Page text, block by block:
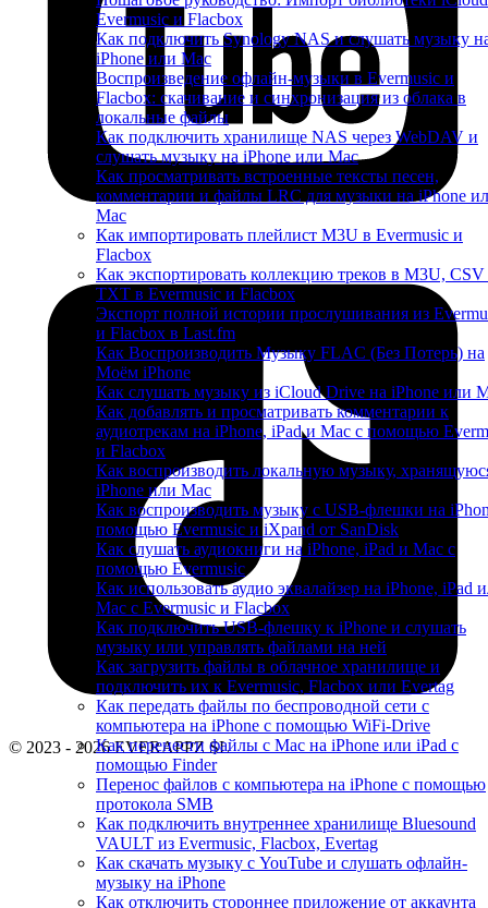
Evermusic и Flacbox
Как подключить Synology NAS и слушать музыку
iPhone или Mac
Воспроизведение офлайн-музыки в Evermusic и
Flacbox: скачивание и синхронизация из облака в
локальные файлы
Как подключить хранилище NAS через WebDAV и
слушать музыку на iPhone или Mac
Как просматривать встроенные тексты песен,
комментарии и файлы LRC для музыки на iPhone
Mac
Как импортировать плейлист M3U в Evermusic и
Flacbox
Как экспортировать коллекцию треков в M3U,
TXT в Evermusic и Flacbox
Экспорт полной истории прослушивания из
и Flacbox в Last.fm
Как Воспроизводить Музыку FLAC (Без Потерь) на
Моём iPhone
Как слушать музыку из iCloud Drive на iPhone или
Как добавлять и просматривать комментарии к
аудиотрекам на iPhone, iPad и Mac с помощью
и Flacbox
Как воспроизводить локальную музыку,
iPhone или Mac
Как воспроизводить музыку с USB-флешки на
помощью Evermusic и iXpand от SanDisk
Как слушать аудиокниги на iPhone, iPad и Mac с
помощью Evermusic
Как использовать аудио эквалайзер на iPhone, iPad
Mac с Evermusic и Flacbox
Как подключить USB-флешку к iPhone и слушать
музыку или управлять файлами на ней
Как загрузить файлы в облачное хранилище и
подключить их к Evermusic, Flacbox или Evertag
Как передать файлы по беспроводной сети с
компьютера на iPhone с помощью WiFi-Drive
Как перенести файлы с Mac на iPhone или iPad с
помощью Finder
Перенос файлов с компьютера на iPhone с помощью
протокола SMB
Как подключить внутреннее хранилище Bluesound
VAULT из Evermusic, Flacbox, Evertag
Как скачать музыку с YouTube и слушать офлайн-
музыку на iPhone
Как отключить стороннее приложение от аккаунта
© 2023 - 2026 EVERAPPZ SL